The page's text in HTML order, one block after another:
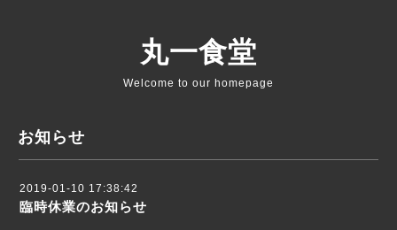
丸一食堂
Welcome to our homepage
お知らせ
2019-01-10 17:38:42
臨時休業のお知らせ